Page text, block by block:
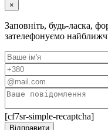
×
Заповніть, будь-ласка,
зателефонуємо
[cf7sr-simple-recaptcha]